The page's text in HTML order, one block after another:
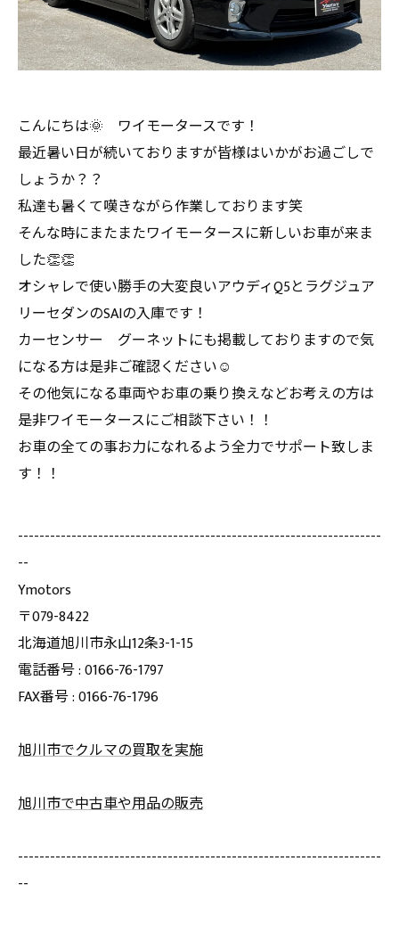
こんにちは🌞 ワイモータースです！
最近暑い日が続いておりますが皆様はいかがお過ごしで
しょうか？？
私達も暑くて嘆きながら作業しております笑
そんな時にまたまたワイモータースに新しいお車が来ま
した👏👏
オシャレで使い勝手の大変良いアウディQ5とラグジュア
リーセダンのSAIの入庫です！
カーセンサー グーネットにも掲載しておりますので気
になる方は是非ご確認ください☺️
その他気になる車両やお車の乗り換えなどお考えの方は
是非ワイモータースにご相談下さい！！
お車の全ての事お力になれるよう全力でサポート致しま
す！！
--------------------------------------------------------------------
--
Ymotors
〒079-8422
北海道旭川市永山12条3-1-15
電話番号 : 0166-76-1797
FAX番号 : 0166-76-1796
旭川市でクルマの買取を実施
旭川市で中古車や用品の販売
--------------------------------------------------------------------
--